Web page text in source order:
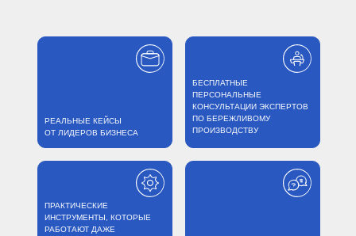
ПРАКТИЧЕСКИЕ
ИНСТРУМЕНТЫ, КОТОРЫЕ
РАБОТАЮТ ДАЖЕ
БЕСПЛАТНЫЕ
ПЕРСОНАЛЬНЫЕ
КОНСУЛЬТАЦИИ ЭКСПЕРТОВ
ПО БЕРЕЖЛИВОМУ
ПРОИЗВОДСТВУ
РЕАЛЬНЫЕ КЕЙСЫ
ОТ ЛИДЕРОВ БИЗНЕСА